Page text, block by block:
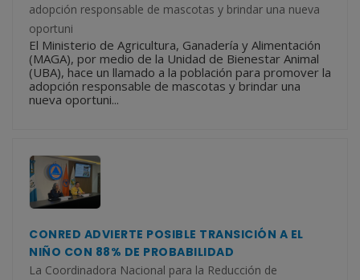
adopción responsable de mascotas y brindar una nueva
oportuni
El Ministerio de Agricultura, Ganadería y Alimentación
(MAGA), por medio de la Unidad de Bienestar Animal
(UBA), hace un llamado a la población para promover la
adopción responsable de mascotas y brindar una
nueva oportuni...
CONRED ADVIERTE POSIBLE TRANSICIÓN A EL
NIÑO CON 88% DE PROBABILIDAD
La Coordinadora Nacional para la Reducción de